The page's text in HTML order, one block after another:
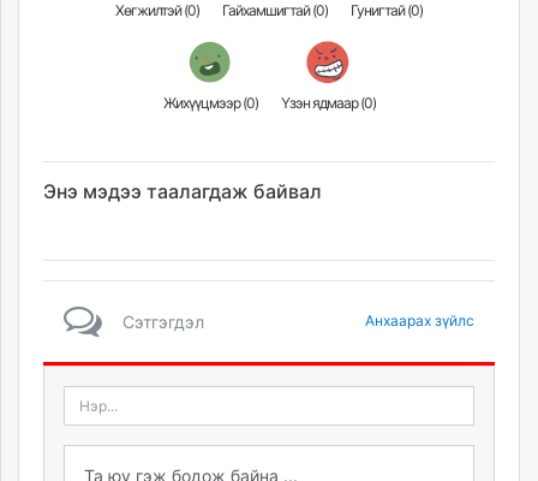
Хөгжилтэй (0) Гайхамшигтай (0) Гунигтай (0)
Жихүүцмээр (0) Үзэн ядмаар (0)
Энэ мэдээ таалагдаж байвал
Сэтгэгдэл Анхаарах зүйлс